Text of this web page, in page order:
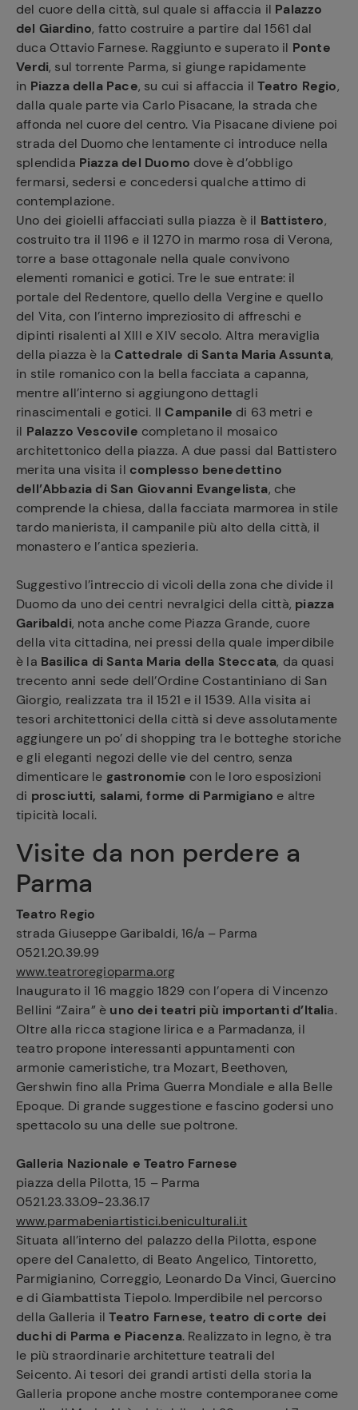
del cuore della città, sul quale si affaccia il Palazzo
del Giardino, fatto costruire a partire dal 1561 dal
duca Ottavio Farnese. Raggiunto e superato il Ponte
Verdi, sul torrente Parma, si giunge rapidamente
in Piazza della Pace, su cui si affaccia ilTeatro Regio,
dalla quale parte via Carlo Pisacane, la strada che
affonda nel cuore del centro. Via Pisacane diviene poi
strada del Duomo che lentamente ci introduce nella
splendida Piazza del Duomo dove è d’obbligo
fermarsi, sedersi e concedersi qualche attimo di
contemplazione.
Uno dei gioielli affacciati sulla piazza è il Battistero,
costruito tra il 1196 e il 1270 in marmo rosa di Verona,
torre a base ottagonale nella quale convivono
elementi romanici e gotici. Tre le sue entrate: il
portale del Redentore, quello della Vergine e quello
del Vita, con l’interno impreziosito di affreschi e
dipinti risalenti al XIII e XIV secolo. Altra meraviglia
della piazza è laCattedrale di Santa Maria Assunta,
in stile romanico con la bella facciata a capanna,
mentre all’interno si aggiungono dettagli
rinascimentali e gotici. IlCampanile di 63 metri e
il Palazzo Vescovile completano il mosaico
architettonico della piazza. A due passi dal Battistero
merita una visita il complesso benedettino
dell’Abbazia di San Giovanni Evangelista, che
comprende la chiesa, dalla facciata marmorea in stile
tardo manierista, il campanile più alto della città, il
monastero e l’antica spezieria.
Suggestivo l’intreccio di vicoli della zona che divide il
Duomo da uno dei centri nevralgici della città, piazza
Garibaldi, nota anche come Piazza Grande, cuore
della vita cittadina, nei pressi della quale imperdibile
è la Basilica di Santa Maria della Steccata, da quasi
trecento anni sede dell’Ordine Costantiniano di San
Giorgio, realizzata tra il 1521 e il 1539. Alla visita ai
tesori architettonici della città si deve assolutamente
aggiungere un po’ di shopping tra le botteghe storiche
e gli eleganti negozi delle vie del centro, senza
dimenticare le gastronomie con le loro esposizioni
di prosciutti, salami, forme di Parmigiano e altre
tipicità locali.
Visite da non perdere a
Parma
Teatro Regio
strada Giuseppe Garibaldi, 16/a – Parma
0521.20.39.99
www.teatroregioparma.org
Inaugurato il 16 maggio 1829 con l’opera di Vincenzo
Bellini “Zaira” è uno dei teatri più importanti d’Italia.
Oltre alla ricca stagione lirica e a Parmadanza, il
teatro propone interessanti appuntamenti con
armonie cameristiche, tra Mozart, Beethoven,
Gershwin fino alla Prima Guerra Mondiale e alla Belle
Epoque. Di grande suggestione e fascino godersi uno
spettacolo su una delle sue poltrone.
Galleria Nazionale e Teatro Farnese
piazza della Pilotta, 15 – Parma
0521.23.33.09-23.36.17
www.parmabeniartistici.beniculturali.it
Situata all’interno del palazzo della Pilotta, espone
opere del Canaletto, di Beato Angelico, Tintoretto,
Parmigianino, Correggio, Leonardo Da Vinci, Guercino
e di Giambattista Tiepolo. Imperdibile nel percorso
della Galleria il Teatro Farnese, teatro di corte dei
duchi di Parma e Piacenza. Realizzato in legno, è tra
le più straordinarie architetture teatrali del
Seicento. Ai tesori dei grandi artisti della storia la
Galleria propone anche mostre contemporanee come